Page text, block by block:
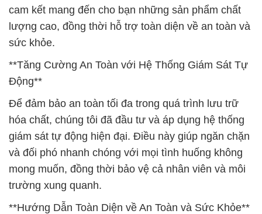
cam kết mang đến cho bạn những sản phẩm chất
lượng cao, đồng thời hỗ trợ toàn diện về an toàn và
sức khỏe.
**Tăng Cường An Toàn với Hệ Thống Giám Sát Tự
Động**
Để đảm bảo an toàn tối đa trong quá trình lưu trữ
hóa chất, chúng tôi đã đầu tư và áp dụng hệ thống
giám sát tự động hiện đại. Điều này giúp ngăn chặn
và đối phó nhanh chóng với mọi tình huống không
mong muốn, đồng thời bảo vệ cả nhân viên và môi
trường xung quanh.
**Hướng Dẫn Toàn Diện về An Toàn và Sức Khỏe**